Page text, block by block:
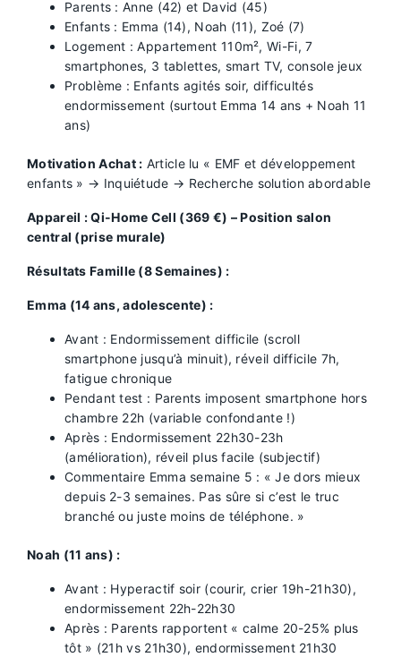
Parents : Anne (42) et David (45)
Enfants : Emma (14), Noah (11), Zoé (7)
Logement : Appartement 110m², Wi-Fi, 7
smartphones, 3 tablettes, smart TV, console jeux
Problème : Enfants agités soir, difficultés
endormissement (surtout Emma 14 ans + Noah 11
ans)
Motivation Achat : Article lu « EMF et développement
enfants » → Inquiétude → Recherche solution abordable
Appareil : Qi-Home Cell (369 €) – Position salon
central (prise murale)
Résultats Famille (8 Semaines) :
Emma (14 ans, adolescente) :
Avant : Endormissement difficile (scroll
smartphone jusqu’à minuit), réveil difficile 7h,
fatigue chronique
Pendant test : Parents imposent smartphone hors
chambre 22h (variable confondante !)
Après : Endormissement 22h30-23h
(amélioration), réveil plus facile (subjectif)
Commentaire Emma semaine 5 : « Je dors mieux
depuis 2-3 semaines. Pas sûre si c’est le truc
branché ou juste moins de téléphone. »
Noah (11 ans) :
Avant : Hyperactif soir (courir, crier 19h-21h30),
endormissement 22h-22h30
Après : Parents rapportent « calme 20-25% plus
tôt » (21h vs 21h30), endormissement 21h30